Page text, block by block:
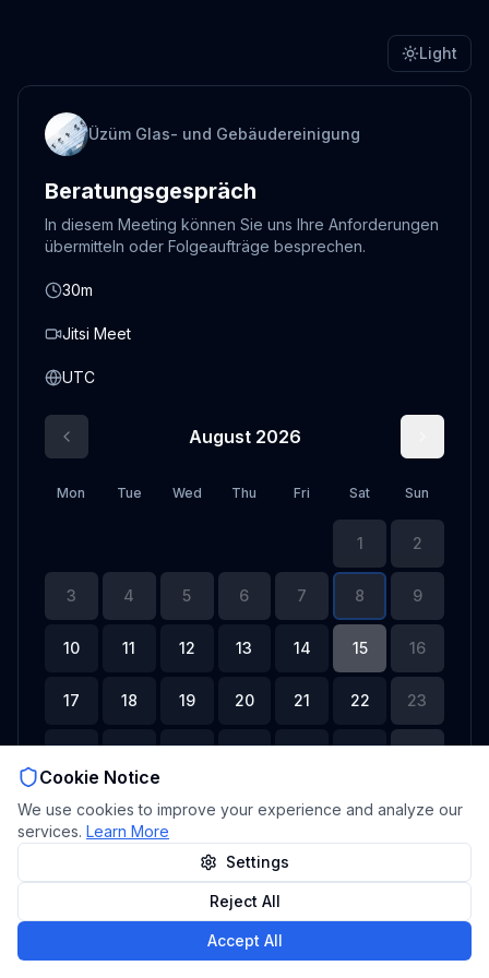
Light
Üzüm Glas- und Gebäudereinigung
Beratungsgespräch
In diesem Meeting können Sie uns Ihre Anforderungen
übermitteln oder Folgeaufträge besprechen.
30m
Jitsi Meet
UTC
August 2026
Mon Tue Wed Thu Fri Sat Sun
1 2
3 4 5 6 7 8 9
10 11 12 13 14 15 16
17 18 19 20 21 22 23
24 25 26 27 28 29 30
31
Select date
Cookie Notice
We use cookies to improve your experience and analyze our
services. Learn More
Settings
Reject All
Accept All